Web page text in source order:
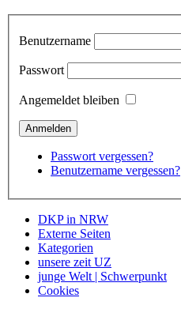
Benutzername
Passwort
Angemeldet bleiben
Passwort vergessen?
Benutzername vergessen?
DKP in NRW
Externe Seiten
Kategorien
unsere zeit UZ
junge Welt | Schwerpunkt
Cookies